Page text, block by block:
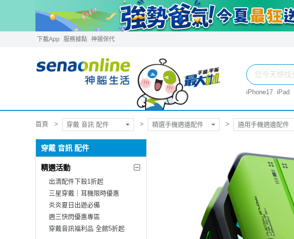
下載App 服務據點 神揚保代
iPhone17 iPad
首頁 穿戴 音訊 配件 精選手機週邊配件 通用手機週邊配件
穿戴 音訊 配件
精選活動
出清配件下殺1折起
三星穿戴｜耳機限時優惠
炎炎夏日出遊必備
週三快閃優惠專區
穿戴音訊福利品 全館5折起